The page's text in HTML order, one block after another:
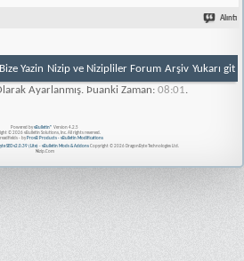
Alıntı
Bize Yazin Nizip ve Nizipliler Forum Arşiv Yukarı git
Ayarlanmış. Þuanki Zaman: 08:01.
Powered by vBulletin® Version 4.2.5
© 2026 vBulletin Solutions, Inc. All rights reserved.
- by ProvB Products - vBulletin Modifications
SEO v2.0.39 (Lite)- vBulletin Mods & AddonsCopyright © 2026 DragonByte Technologies Ltd.
Nizip.Com